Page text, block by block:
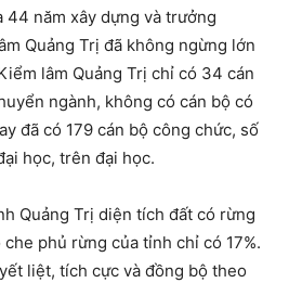
44 năm xây dựng và trưởng
Quảng Trị đã không ngừng lớn
lâm Quảng Trị chỉ có 34 cán
ngành, không có cán bộ có
đã có 179 cán bộ công chức, số
học, trên đại học.
Quảng Trị diện tích đất có rừng
phủ rừng của tỉnh chỉ có 17%.
liệt, tích cực và đồng bộ theo